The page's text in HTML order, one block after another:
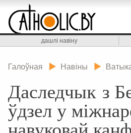
дашлі навіну
Галоўная Навіны
Даследчык з
ўдзел у